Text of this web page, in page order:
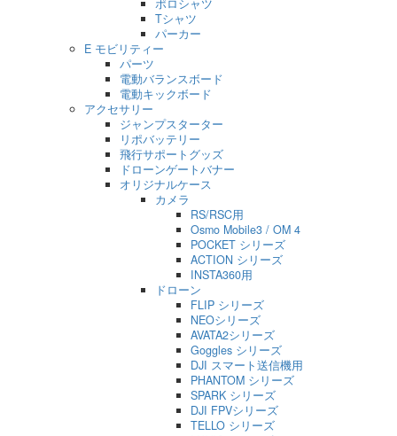
ポロシャツ
Tシャツ
パーカー
E モビリティー
パーツ
電動バランスボード
電動キックボード
アクセサリー
ジャンプスターター
リポバッテリー
飛行サポートグッズ
ドローンゲートバナー
オリジナルケース
カメラ
RS/RSC用
Osmo Mobile3 / OM 4
POCKET シリーズ
ACTION シリーズ
INSTA360用
ドローン
FLIP シリーズ
NEOシリーズ
AVATA2シリーズ
Goggles シリーズ
DJI スマート送信機用
PHANTOM シリーズ
SPARK シリーズ
DJI FPVシリーズ
TELLO シリーズ